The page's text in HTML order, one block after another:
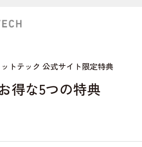
トテック 公式サイト限定特典
得な5つの特典